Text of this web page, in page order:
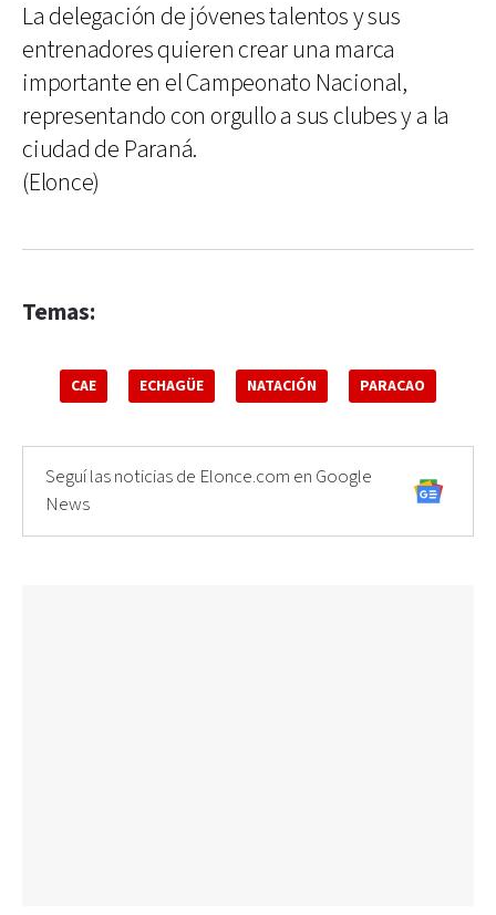
La delegación de jóvenes talentos y sus
entrenadores quieren crear una marca
importante en el Campeonato Nacional,
representando con orgullo a sus clubes y a la
ciudad de Paraná.
(Elonce)
Temas:
CAE ECHAGÜE NATACIÓN PARACAO
Seguí las noticias de Elonce.com en Google
News